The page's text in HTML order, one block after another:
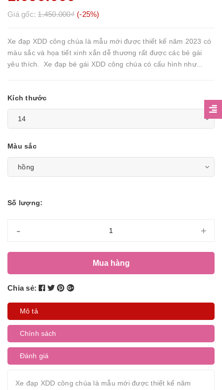
Giá gốc:1.450.000₫ (-25%)
Xe đạp XDD công chúa là mẫu mới được thiết kế năm 2023 có
màu sắc và họa tiết xinh xắn dễ thương rất được các bé gái
yêu thích. Xe đạp bé gái XDD công chúa có cấu hình như...
Kích thước
Màu sắc
Số lượng:
- +
Mua hàng
Chia sẻ:
Mô tả
Chính sách
Đánh giá
Xe đạp XDD công chúa là mẫu mới được thiết kế năm